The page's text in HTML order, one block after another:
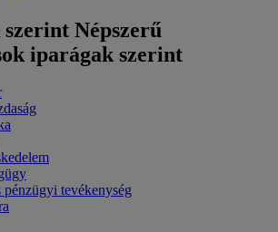
szerint Népszerű
iparágak szerint
pénzügyi tevékenység